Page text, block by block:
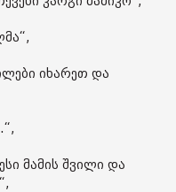
იხარეთ და
მამის შვილი და